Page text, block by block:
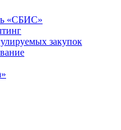
«СБИС»
закупок